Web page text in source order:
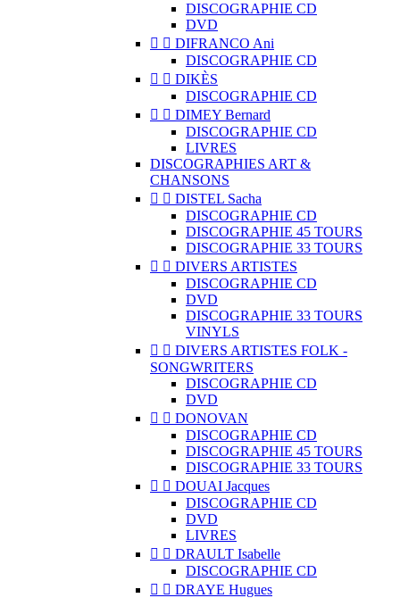
DISCOGRAPHIE CD
DVD
  DIFRANCO Ani
DISCOGRAPHIE CD
  DIKÈS
DISCOGRAPHIE CD
  DIMEY Bernard
DISCOGRAPHIE CD
LIVRES
DISCOGRAPHIES ART &
CHANSONS
  DISTEL Sacha
DISCOGRAPHIE CD
DISCOGRAPHIE 45 TOURS
DISCOGRAPHIE 33 TOURS
  DIVERS ARTISTES
DISCOGRAPHIE CD
DVD
DISCOGRAPHIE 33 TOURS
VINYLS
  DIVERS ARTISTES FOLK -
SONGWRITERS
DISCOGRAPHIE CD
DVD
  DONOVAN
DISCOGRAPHIE CD
DISCOGRAPHIE 45 TOURS
DISCOGRAPHIE 33 TOURS
  DOUAI Jacques
DISCOGRAPHIE CD
DVD
LIVRES
  DRAULT Isabelle
DISCOGRAPHIE CD
  DRAYE Hugues